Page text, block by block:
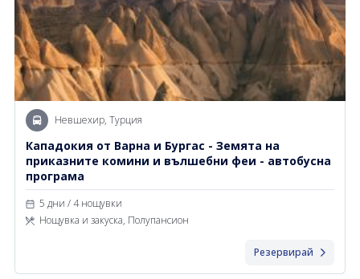
Невшехир, Турция
Кападокия от Варна и Бургас - Земята на
приказните комини и вълшебни феи - автобусна
програма
5 дни / 4 нощувки
Нощувка и закуска, Полупансион
Резервирай